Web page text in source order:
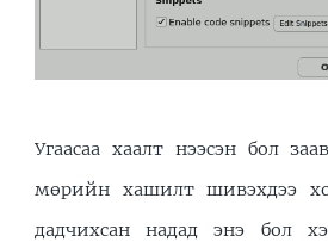
Угаасаа хаалт нээсэн бол
мөрийн хашилт шивэхдээ
дадчихсан надад энэ бол